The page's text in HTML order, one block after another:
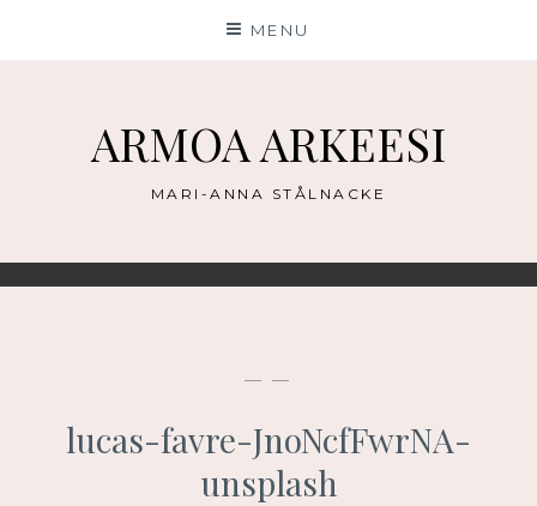
MENU
ARMOA ARKEESI
MARI-ANNA STÅLNACKE
— —
lucas-favre-JnoNcfFwrNA-
unsplash